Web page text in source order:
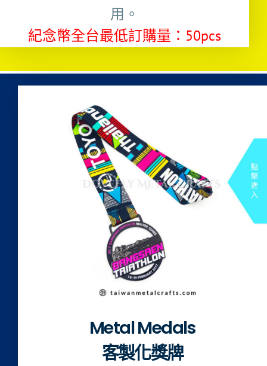
用。
紀念幣全台最低訂購量：50pcs
Metal Medals
客製化獎牌